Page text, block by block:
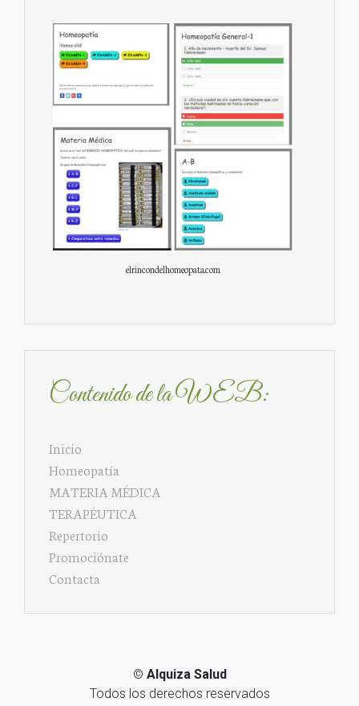
elrincondelhomeopata.com
Contenido de la WEB:
Inicio
Homeopatía
MATERIA MÉDICA
TERAPÉUTICA
Repertorio
Promociónate
Contacta
© Alquiza Salud
Todos los derechos reservados